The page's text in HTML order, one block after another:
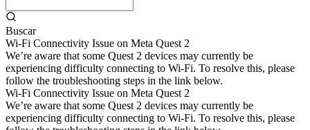
Buscar
Wi-Fi Connectivity Issue on Meta Quest 2
We’re aware that some Quest 2 devices may currently be
experiencing difficulty connecting to Wi-Fi. To resolve this, please
follow the troubleshooting steps in the link below.
Wi-Fi Connectivity Issue on Meta Quest 2
We’re aware that some Quest 2 devices may currently be
experiencing difficulty connecting to Wi-Fi. To resolve this, please